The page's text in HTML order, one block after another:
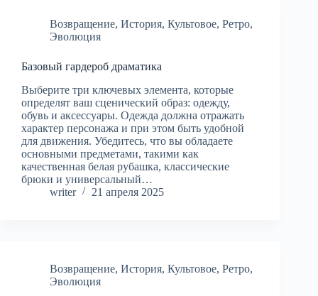
Возвращение, История, Культовое, Ретро,
Эволюция
Базовый гардероб драматика
Выберите три ключевых элемента, которые
определят ваш сценический образ: одежду,
обувь и аксессуары. Одежда должна отражать
характер персонажа и при этом быть удобной
для движения. Убедитесь, что вы обладаете
основными предметами, такими как
качественная белая рубашка, классические
брюки и универсальный…
writer
21 апреля 2025
Возвращение, История, Культовое, Ретро,
Эволюция